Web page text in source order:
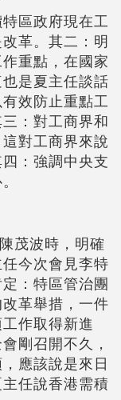
區政府現在工
革。其二：明
重點，在國家
是夏主任談話
效防止重點工
：對工商界和
對工商界來說
：強調中央支
茂波時，明確
今次會見李特
：特區管治團
革舉措，一件
作取得新進
剛召開不久，
應該說是來日
任說香港需積